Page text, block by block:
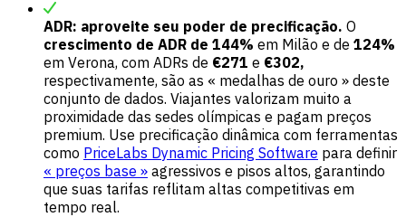
ADR: aproveite seu poder de precificação. O
crescimento de ADR de 144% em Milão e de 124%
em Verona, com ADRs de €271 e €302,
respectivamente, são as « medalhas de ouro » deste
conjunto de dados. Viajantes valorizam muito a
proximidade das sedes olímpicas e pagam preços
premium. Use precificação dinâmica com ferramentas
como PriceLabs Dynamic Pricing Software para definir
« preços base » agressivos e pisos altos, garantindo
que suas tarifas reflitam altas competitivas em
tempo real.